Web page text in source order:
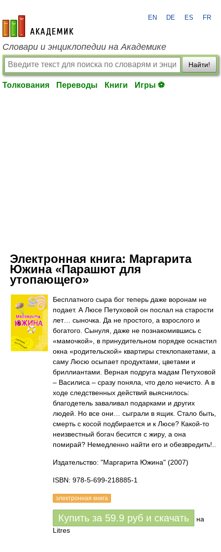
academic.ru
EN DE ES FR
Словари и энциклопедии на Академике
Найти!
Толкования Переводы Книги Игры ⚽
Электронная книга: Маргарита
Южина «Парашют для
утопающего»
Бесплатного сыра бог теперь даже воронам не
подает. А Люсе Петуховой он послал на старости
лет… сыночка. Да не простого, а взрослого и
богатого. Сынуля, даже не познакомившись с
«мамочкой», в принудительном порядке оснастил
окна «родительской» квартиры стеклопакетами, а
саму Люсю осыпает продуктами, цветами и
бриллиантами. Верная подруга мадам Петуховой
– Василиса – сразу поняла, что дело нечисто. А в
ходе следственных действий выяснилось:
благодетель заваливал подарками и других
людей. Но все они… сыграли в ящик. Стало быть,
смерть с косой подбирается и к Люсе? Какой-то
неизвестный богач бесится с жиру, а она
помирай? Немедленно найти его и обезвредить!..
Издательство: "Маргарита Южина" (2007)
ISBN: 978-5-699-218885-1
электронная книга
Купить за 59.9 руб и скачать
на
Litres